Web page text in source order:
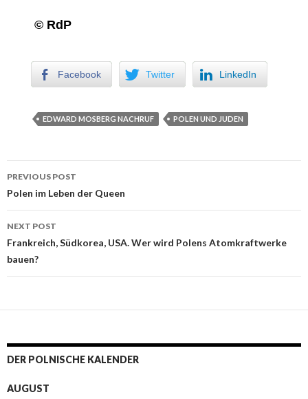
© RdP
Facebook Twitter LinkedIn
EDWARD MOSBERG NACHRUF POLEN UND JUDEN
Post navigation
PREVIOUS POST
Polen im Leben der Queen
NEXT POST
Frankreich, Südkorea, USA. Wer wird Polens Atomkraftwerke
bauen?
DER POLNISCHE KALENDER
AUGUST